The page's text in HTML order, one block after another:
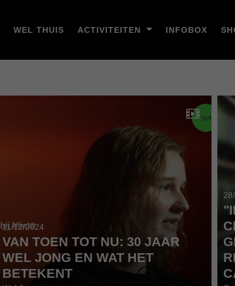
WEL THUIS ACTIVITEITEN INFOBOX
11/12/2024
VAN TOEN TOT NU: 30 JAAR
WEL JONG EN WAT HET
BETEKENT